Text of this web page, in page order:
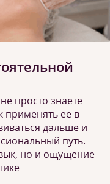
просто знаете
применять её в
дальше и
путь.
но и ощущение